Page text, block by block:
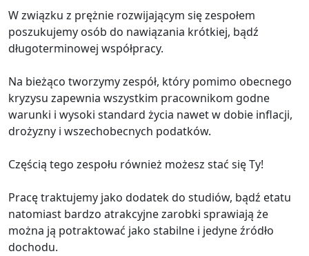
W związku z prężnie rozwijającym się zespołem
poszukujemy osób do nawiązania krótkiej, bądź
długoterminowej współpracy.
Na bieżąco tworzymy zespół, który pomimo obecnego
kryzysu zapewnia wszystkim pracownikom godne
warunki i wysoki standard życia nawet w dobie inflacji,
drożyzny i wszechobecnych podatków.
Częścią tego zespołu również możesz stać się Ty!
Pracę traktujemy jako dodatek do studiów, bądź etatu
natomiast bardzo atrakcyjne zarobki sprawiają że
można ją potraktować jako stabilne i jedyne źródło
dochodu.